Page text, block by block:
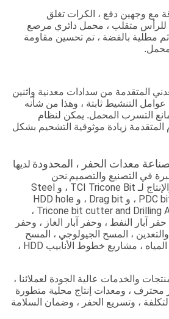
مع وجهين دفع ، الكرات تغلق
متقلب ، محمل دائري مرصع
ثم مطلية بالفضة ، تم تحسين مقاومة
المتقدمة من سدادات معدنية واثنين
التنشيط ثابتة ، وهذا من شأنه
التسرب المحمل. يمكن لنظام
زيادة موثوقية التشحيم بشكل
معدات الحفر ، المحدودة لديها
من الخبرة في التصنيع والتصميم.نحن
متخصصون في البحث والإنتاج لـ TCI Tricone Bit ، و Steel
Tooth Tricone bit ، و PDC bit ، و Drag bit ، و HDD hole
opener ، و Tricone bit cutter and Drilling Accessories ،
آبار النفط ، وحفر آبار الغاز ، وحفر
، والتعدين ، المسح الجيولوجي ، المسح
الهيدروغرافي ، حفر آبار المياه ، مشاريع خطوط الأنابيب HDD ،
والخدمات عالية الجودة لعملائنا ،
محترف ، ومعدات إنتاج محلية متطورة
، وتسريع الحفر ، وضمان السلامة